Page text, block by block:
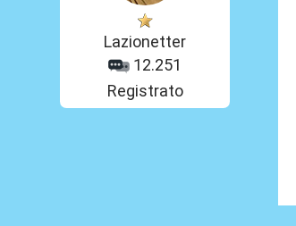
Lazionetter
12.251
Registrato